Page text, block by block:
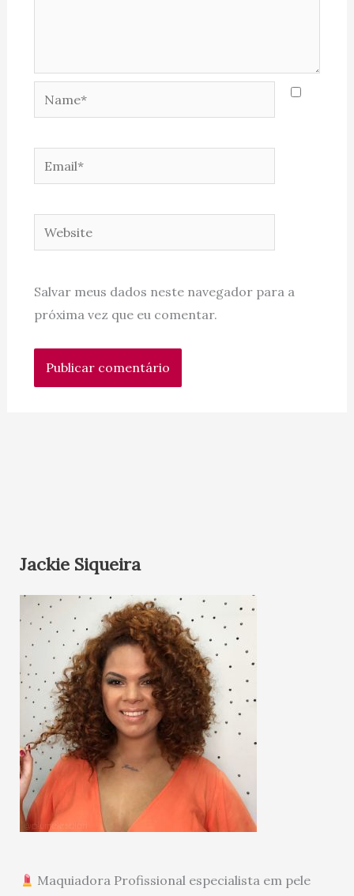
Name*
Email*
Website
Salvar meus dados neste navegador para a
próxima vez que eu comentar.
Jackie Siqueira
Maquiadora Profissional especialista em pele